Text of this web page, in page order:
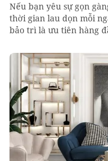
Nếu bạn yêu sự gọn
thời gian lau dọn mỗi
bảo trì là ưu tiên hàng